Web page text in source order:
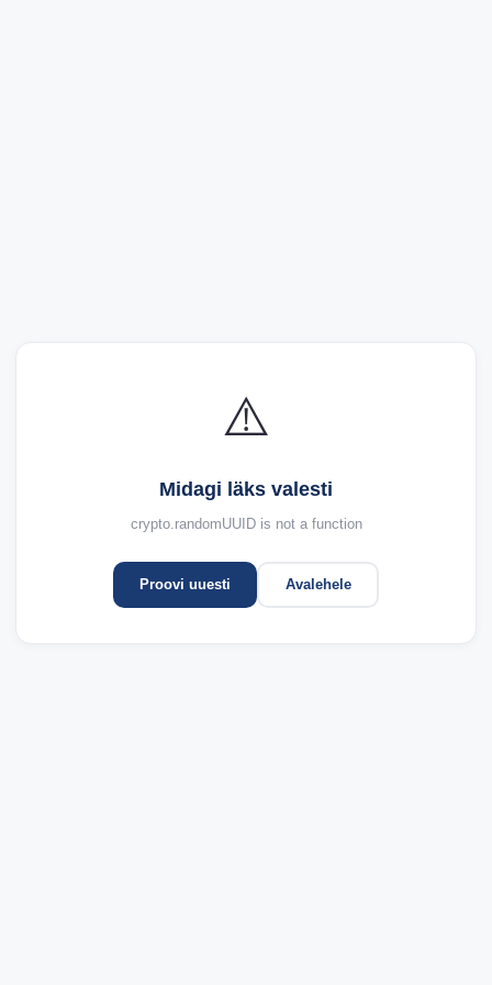
⚠️
Midagi läks valesti
crypto.randomUUID is not a function
Proovi uuesti Avalehele